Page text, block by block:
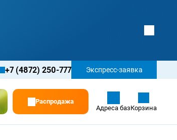
+7 (4872) 250-777 Экспресс-заявка
Распродажа
Адреса базКорзина